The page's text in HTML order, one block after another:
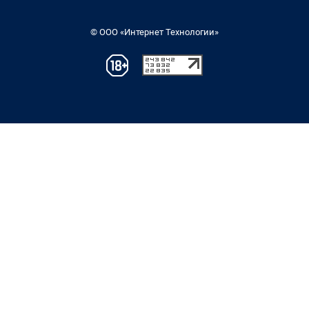
© ООО «Интернет Технологии»